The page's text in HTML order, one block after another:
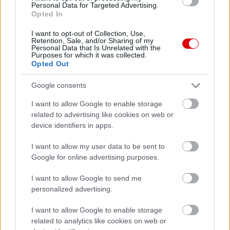
Personal Data for Targeted Advertising.
Opted In
I want to opt-out of Collection, Use,
Retention, Sale, and/or Sharing of my
Personal Data that Is Unrelated with the
Purposes for which it was collected.
Opted Out
Google consents
I want to allow Google to enable storage
related to advertising like cookies on web or
device identifiers in apps.
I want to allow my user data to be sent to
Google for online advertising purposes.
I want to allow Google to send me
personalized advertising.
I want to allow Google to enable storage
related to analytics like cookies on web or
AC MilanvsManchester United
ELŐZŐ MÉRKŐZÉSEK
Támogatás
Támogasd adományoddal
a ManUtdFanatics.hu működését!
Kapcsolódó hírek